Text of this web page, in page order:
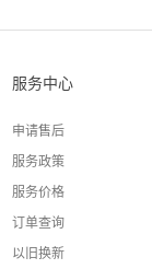
服务中心
申请售后
服务政策
服务价格
订单查询
以旧换新